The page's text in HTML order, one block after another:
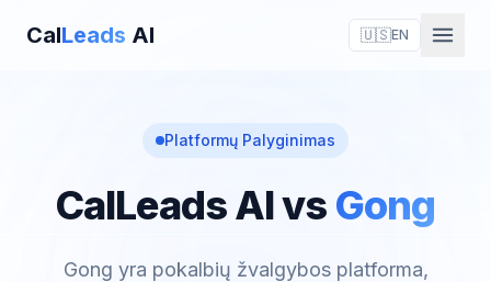
CalLeads AI 🇺🇸EN
Platformų Palyginimas
CalLeads AI vs Gong
Gong yra pokalbių žvalgybos platforma,